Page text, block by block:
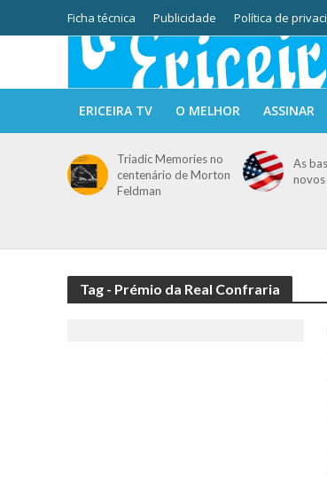
Ficha técnica Publicidade Política de
ERICEIRA TV O MELHOR ASSINAR
Triadic Memories no
centenário de Morton
Feldman
As
Tag - Prémio da Real Confraria